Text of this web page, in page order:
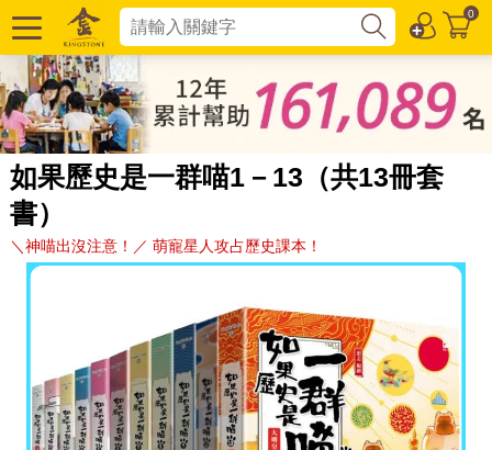
0
如果歷史是一群喵1－13（共13冊套
書）
＼神喵出沒注意！／ 萌寵星人攻占歷史課本！